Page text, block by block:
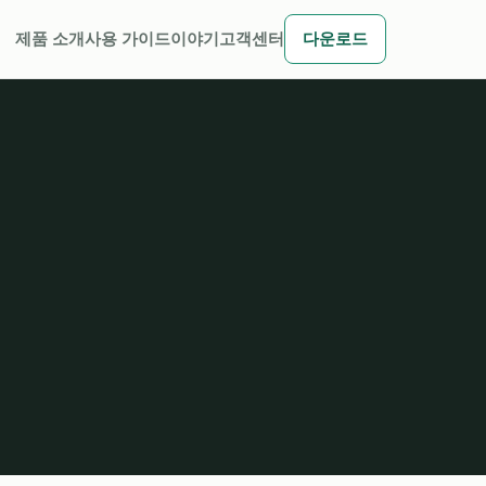
제품 소개사용 가이드이야기 고객센터 다운로드